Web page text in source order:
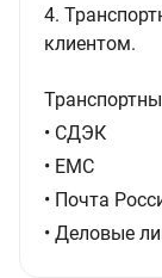
4.
клиентом.
• СДЭК
• ЕМС
• Почта
• Деловые